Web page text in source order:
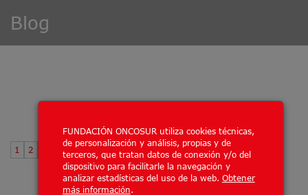
FUNDACIÓN ONCOSUR utiliza cookies técnicas,
de personalización y análisis, propias y de
terceros, que tratan datos de conexión y/o del
dispositivo para facilitarle la navegación y
analizar estadísticas del uso de la web. Obtener
más información
Blog
1 2